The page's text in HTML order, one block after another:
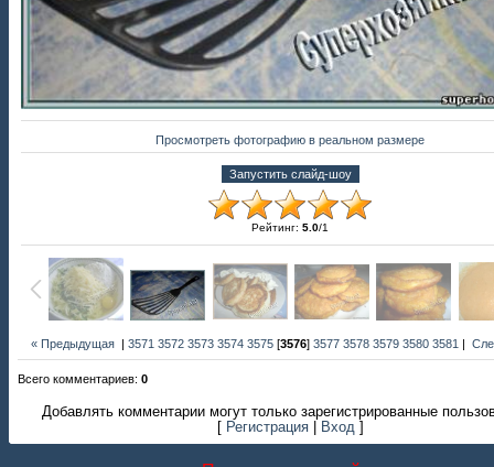
Просмотреть фотографию в реальном размере
Рейтинг: 5.0/1
« Предыдущая |3571 3572 3573 3574 3575 [3576]3577 3578 3579 3580 3581 |
Всего комментариев: 0
Добавлять комментарии могут только зарегистрированные
Регистрация Вход